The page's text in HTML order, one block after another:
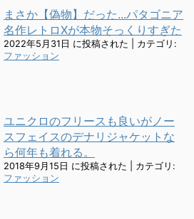
まさか【偽物】だった...パタゴニア
名作レトロXが本物そっくりすぎた
2022年5月31日 に投稿された
カテゴリ:
ファッション
ユニクロのフリースも良いがノー
スフェイスのデナリジャケットな
ら何年も着れる。
2018年9月15日 に投稿された
カテゴリ:
ファッション